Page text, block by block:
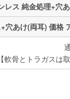
レス 純金処理+穴
穴あけ(両耳) 価格
【軟骨とトラガスは